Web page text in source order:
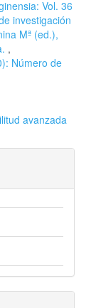
Vol. 36
investigación
Mª (ed.),
,
Número de
avanzada